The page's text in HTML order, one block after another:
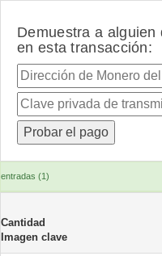
Demuestra a
en esta transacción:
entradas (1)
Cantidad
Imagen clave